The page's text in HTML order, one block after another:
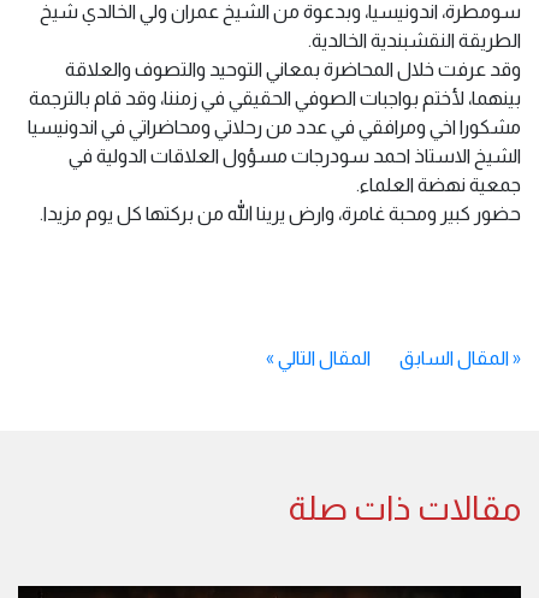
سومطرة، اندونيسيا، وبدعوة من الشيخ عمران ولي الخالدي شيخ
الطريقة النقشبندية الخالدية.
وقد عرفت خلال المحاضرة بمعاني التوحيد والتصوف والعلاقة
بينهما، لأختم بواجبات الصوفي الحقيقي في زمننا، وقد قام بالترجمة
مشكورا اخي ومرافقي في عدد من رحلاتي ومحاضراتي في اندونيسيا
الشيخ الاستاذ احمد سودرجات مسؤول العلاقات الدولية في
جمعية نهضة العلماء.
حضور كبير ومحبة غامرة، وارض يرينا الله من بركتها كل يوم مزيدا.
«المقال السابق المقال التالي »
مقالات ذات صلة